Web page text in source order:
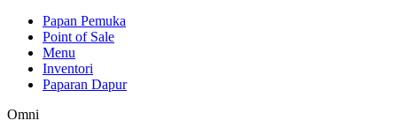
Papan Pemuka
Point of Sale
Menu
Inventori
Paparan Dapur
Omni